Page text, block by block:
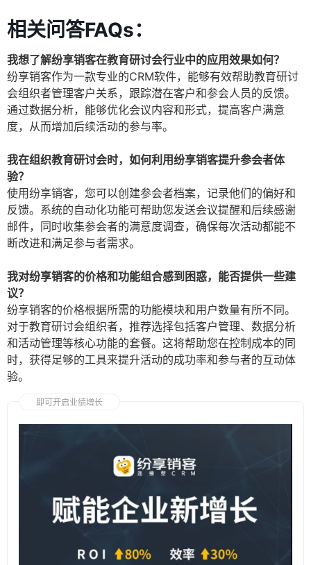
相关问答FAQs：
我想了解纷享销客在教育研讨会行业中的应用效果如何？
纷享销客作为一款专业的CRM软件，能够有效帮助教育研讨
会组织者管理客户关系，跟踪潜在客户和参会人员的反馈。
通过数据分析，能够优化会议内容和形式，提高客户满意
度，从而增加后续活动的参与率。
我在组织教育研讨会时，如何利用纷享销客提升参会者体
验？
使用纷享销客，您可以创建参会者档案，记录他们的偏好和
反馈。系统的自动化功能可帮助您发送会议提醒和后续感谢
邮件，同时收集参会者的满意度调查，确保每次活动都能不
断改进和满足参与者需求。
我对纷享销客的价格和功能组合感到困惑，能否提供一些建
议？
纷享销客的价格根据所需的功能模块和用户数量有所不同。
对于教育研讨会组织者，推荐选择包括客户管理、数据分析
和活动管理等核心功能的套餐。这将帮助您在控制成本的同
时，获得足够的工具来提升活动的成功率和参与者的互动体
验。
即可开启业绩增长